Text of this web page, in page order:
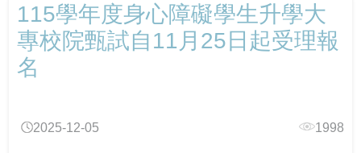
強化「喪屍煙彈」校園防制 教育部以「辨風險、阻來
源、即處遇、重輔導」守護學生安全
從擁擠到療癒：校園諮商空間的再生與轉化——以「學
大專校院推動性別平等教育日實務分享，展現校園多元
對話能量
大專校院響應性別平等教育日活動 共同營造友善校園環
境
大手牽小手 社團齊步走-114年大專校院社團帶動中小學
「解癮—解開毒品上癮的真相」反毒教育特展 登陸花蓮
「義」氣風發、「社」我其誰！115年全國大專校院學生
115學年度身心障礙學生升學大專校院甄試 3月19日開放
「校園交通風險地圖」專區-機制系統管控風險，建構通
學安全環境
精進役政服務、守護學子權益：修平科大榮獲第83屆兵
115學年度身心障礙學生升學大
專校院甄試自11月25日起受理報
名
2025-12-05 1998